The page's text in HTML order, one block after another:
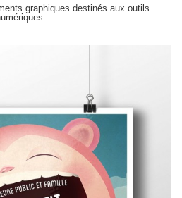
graphiques destinés aux outils